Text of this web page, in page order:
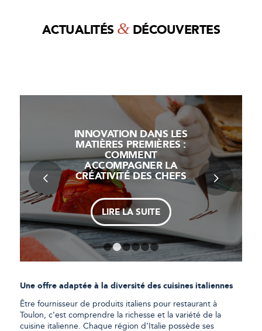
ACTUALITÉS &DÉCOUVERTES
INNOVATION DANS LES
MATIÈRES PREMIÈRES :
COMMENT
ACCOMPAGNER LA
CRÉATIVITÉ DES CHEFS
LIRE LA SUITE
4 5 6
Une offre adaptée à la diversité des cuisines italiennes
Être fournisseur de produits italiens pour restaurant à
Toulon, c’est comprendre la richesse et la variété de la
cuisine italienne. Chaque région d’Italie possède ses